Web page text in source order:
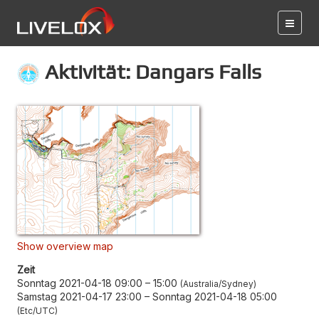
Aktivität: Dangars Falls
Show overview map
Zeit
Sonntag 2021-04-18 09:00 – 15:00 Australia/Sydney
Samstag 2021-04-17 23:00 – Sonntag 2021-04-18 05:00
Etc/UTC